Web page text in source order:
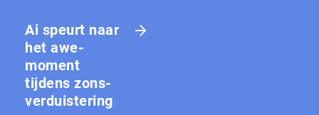
Ai speurt naar
het awe-
moment
tijdens zons­
ver­duis­te­ring